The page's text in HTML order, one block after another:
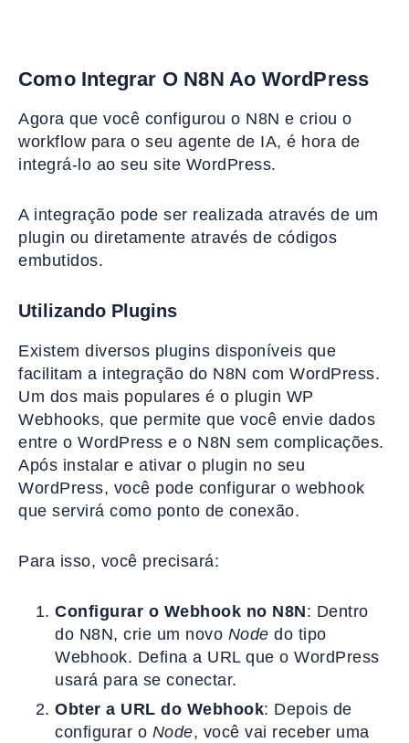
Como Integrar O N8N Ao WordPress
Agora que você configurou o N8N e criou o
workflow para o seu agente de IA, é hora de
integrá-lo ao seu site WordPress.
A integração pode ser realizada através de um
plugin ou diretamente através de códigos
embutidos.
Utilizando Plugins
Existem diversos plugins disponíveis que
facilitam a integração do N8N com WordPress.
Um dos mais populares é o plugin WP
Webhooks, que permite que você envie dados
entre o WordPress e o N8N sem complicações.
Após instalar e ativar o plugin no seu
WordPress, você pode configurar o webhook
que servirá como ponto de conexão.
Para isso, você precisará:
Configurar o Webhook no N8N: Dentro
do N8N, crie um novo Node do tipo
Webhook. Defina a URL que o WordPress
usará para se conectar.
Obter a URL do Webhook: Depois de
configurar o Node, você vai receber uma